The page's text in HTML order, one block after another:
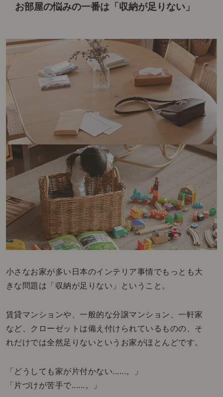
お部屋の悩みの一番は「収納が足りない」
小さなお家が多い日本のインテリア事情でもっとも大
きな問題は「収納が足りない」ということ。
賃貸マンションや、一般的な分譲マンション、一軒家
など、クローゼットは備え付けられているものの、そ
れだけでは全然足りないというお家がほとんどです。
「どうしても家が片付かない......。」
「片づけが苦手で......。」